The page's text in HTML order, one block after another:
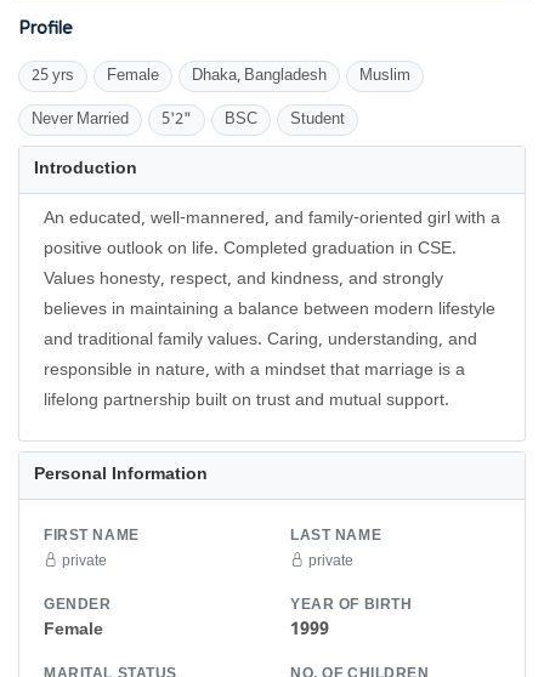
Profile
25 yrs Female Dhaka, Bangladesh Muslim
Never Married 5'2" BSC Student
Introduction
An educated, well-mannered, and family-oriented girl with a
positive outlook on life. Completed graduation in CSE.
Values honesty, respect, and kindness, and strongly
believes in maintaining a balance between modern lifestyle
and traditional family values. Caring, understanding, and
responsible in nature, with a mindset that marriage is a
lifelong partnership built on trust and mutual support.
Personal Information
FIRST NAME
private
LAST NAME
private
GENDER
Female
YEAR OF BIRTH
1999